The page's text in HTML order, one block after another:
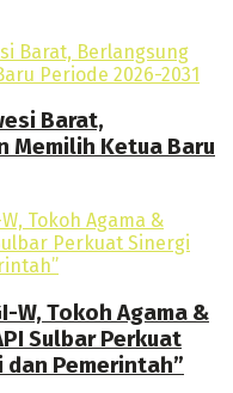
Barat,
Memilih Ketua Baru
W, Tokoh Agama &
Sulbar Perkuat
dan Pemerintah”